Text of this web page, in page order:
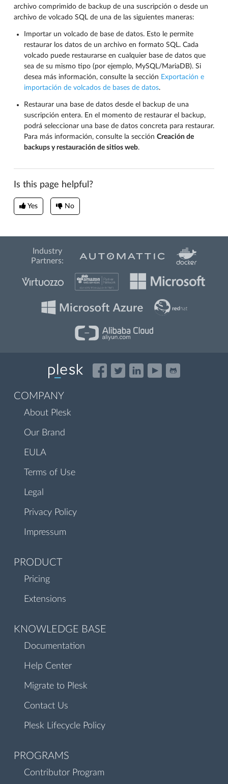
archivo comprimido de backup de una suscripción o desde un
archivo de volcado SQL de una de las siguientes maneras:
Importar un volcado de base de datos. Esto le permite
restaurar los datos de un archivo en formato SQL. Cada
volcado puede restaurarse en cualquier base de datos que
sea de su mismo tipo (por ejemplo, MySQL/MariaDB). Si
desea más información, consulte la sección Exportación e
importación de volcados de bases de datos.
Restaurar una base de datos desde el backup de una
suscripción entera. En el momento de restaurar el backup,
podrá seleccionar una base de datos concreta para restaurar.
Para más información, consulte la sección Creación de
backups y restauración de sitios web.
Is this page helpful?
Yes No
Industry
Partners:
COMPANY
About Plesk
Our Brand
EULA
Terms of Use
Legal
Privacy Policy
Impressum
PRODUCT
Pricing
Extensions
KNOWLEDGE BASE
Documentation
Help Center
Migrate to Plesk
Contact Us
Plesk Lifecycle Policy
PROGRAMS
Contributor Program